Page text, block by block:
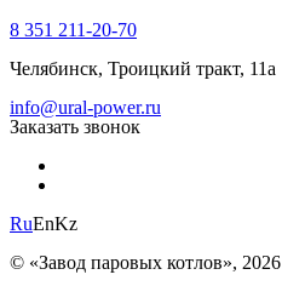
8 351 211-20-70
Челябинск, Троицкий тракт, 11а
info@ural-power.ru
Заказать звонок
RuEnKz
© «Завод паровых котлов», 2026